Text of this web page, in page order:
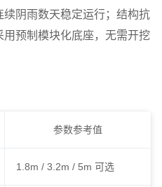
阴雨数天稳定运行；结构抗
预制模块化底座，无需开挖
参数参考值
1.8m / 3.2m / 5m 可选